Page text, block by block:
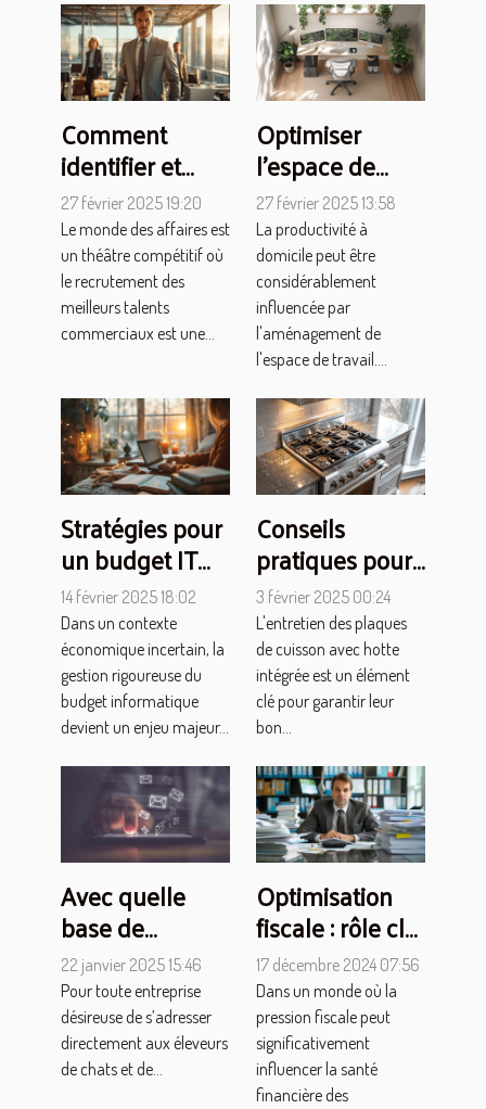
Comment
identifier et
attirer les
meilleurs
talents
commerciaux
27 février 2025 19:20
Le monde des affaires est
un théâtre compétitif où
le recrutement des
meilleurs talents
commerciaux est une...
Optimiser
l'espace de
travail à
domicile pour
la productivité
27 février 2025 13:58
La productivité à
domicile peut être
considérablement
influencée par
l'aménagement de
l'espace de travail....
Stratégies pour
un budget IT
resserré et
maîtrisé dans
votre entreprise
14 février 2025 18:02
Dans un contexte
économique incertain, la
gestion rigoureuse du
budget informatique
devient un enjeu majeur...
Conseils
pratiques pour
l'entretien des
plaques de
cuisson avec
hotte
3 février 2025 00:24
L'entretien des plaques
de cuisson avec hotte
intégrée est un élément
clé pour garantir leur
bon...
Avec quelle
base de
données emails
contacter les
élevages de
chats et chiens
en France ?
22 janvier 2025 15:46
Pour toute entreprise
désireuse de s’adresser
directement aux éleveurs
de chats et de...
Optimisation
fiscale : rôle clé
de votre expert-
comptable
17 décembre 2024 07:56
Dans un monde où la
pression fiscale peut
significativement
influencer la santé
financière des